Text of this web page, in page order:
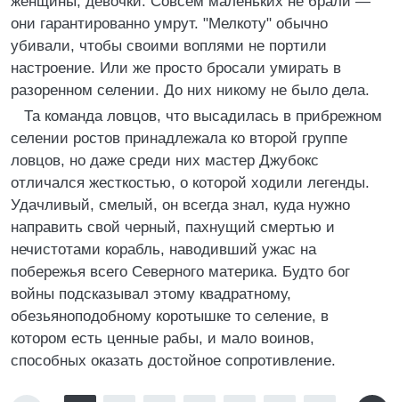
они гарантированно умрут. "Мелкоту" обычно
убивали, чтобы своими воплями не портили
настроение. Или же просто бросали умирать в
разоренном селении. До них никому не было дела.
Та команда ловцов, что высадилась в прибрежном
селении ростов принадлежала ко второй группе
ловцов, но даже среди них мастер Джубокс
отличался жесткостью, о которой ходили легенды.
Удачливый, смелый, он всегда знал, куда нужно
направить свой черный, пахнущий смертью и
нечистотами корабль, наводивший ужас на
побережья всего Северного материка. Будто бог
войны подсказывал этому квадратному,
обезьяноподобному коротышке то селение, в
котором есть ценные рабы, и мало воинов,
способных оказать достойное сопротивление.